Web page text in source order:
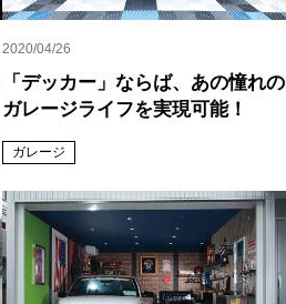
2020/04/26
「デッカー」ならば、あの憧れの
ガレージライフを実現可能！
ガレージ